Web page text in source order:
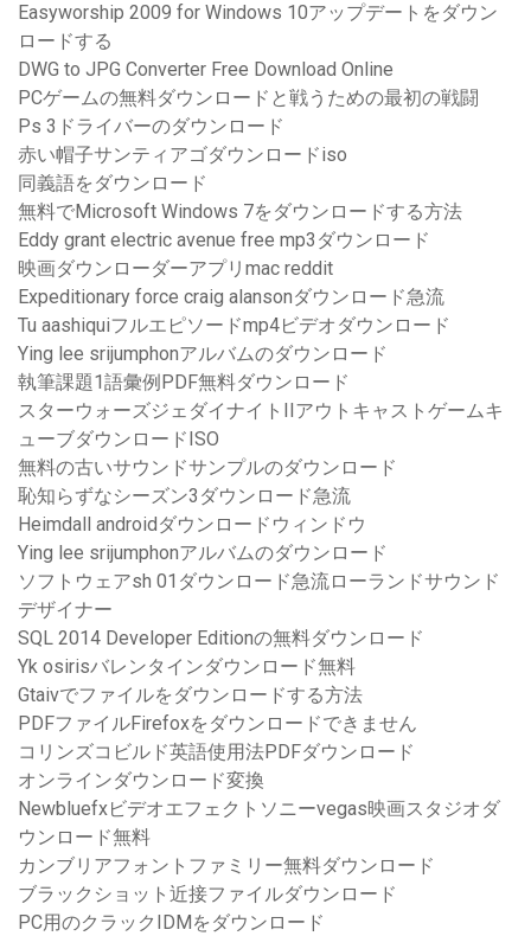
Easyworship 2009 for Windows 10アップデートをダウン
ロードする
DWG to JPG Converter Free Download Online
PCゲームの無料ダウンロードと戦うための最初の戦闘
Ps 3ドライバーのダウンロード
赤い帽子サンティアゴダウンロードiso
同義語をダウンロード
無料でMicrosoft Windows 7をダウンロードする方法
Eddy grant electric avenue free mp3ダウンロード
映画ダウンローダーアプリmac reddit
Expeditionary force craig alansonダウンロード急流
Tu aashiquiフルエピソードmp4ビデオダウンロード
Ying lee srijumphonアルバムのダウンロード
執筆課題1語彙例PDF無料ダウンロード
スターウォーズジェダイナイトIIアウトキャストゲームキ
ューブダウンロードISO
無料の古いサウンドサンプルのダウンロード
恥知らずなシーズン3ダウンロード急流
Heimdall androidダウンロードウィンドウ
Ying lee srijumphonアルバムのダウンロード
ソフトウェアsh 01ダウンロード急流ローランドサウンド
デザイナー
SQL 2014 Developer Editionの無料ダウンロード
Yk osirisバレンタインダウンロード無料
Gtaivでファイルをダウンロードする方法
PDFファイルFirefoxをダウンロードできません
コリンズコビルド英語使用法PDFダウンロード
オンラインダウンロード変換
Newbluefxビデオエフェクトソニーvegas映画スタジオダ
ウンロード無料
カンブリアフォントファミリー無料ダウンロード
ブラックショット近接ファイルダウンロード
PC用のクラックIDMをダウンロード